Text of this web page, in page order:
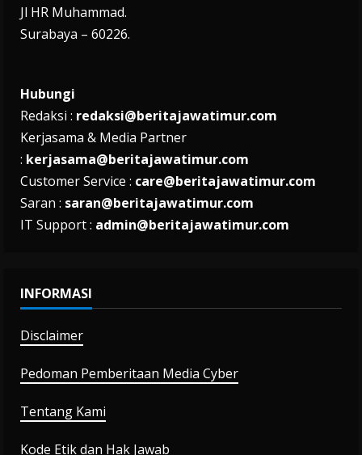
Jl HR Muhammad.
Surabaya – 60226.
Hubungi
Redaksi : redaksi@beritajawatimur.com
Kerjasama & Media Partner
: kerjasama@beritajawatimur.com
Customer Service : care@beritajawatimur.com
Saran : saran@beritajawatimur.com
IT Support : admin@beritajawatimur.com
INFORMASI
Disclaimer
Pedoman Pemberitaan Media Cyber
Tentang Kami
Kode Etik dan Hak Jawab